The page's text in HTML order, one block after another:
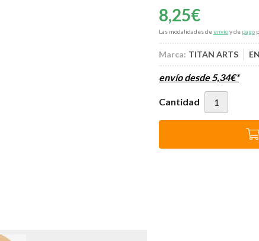
8,25€
Las modalidades de envíoy de pago
Marca: TITAN ARTS
envío desde 5,34€*
Cantidad